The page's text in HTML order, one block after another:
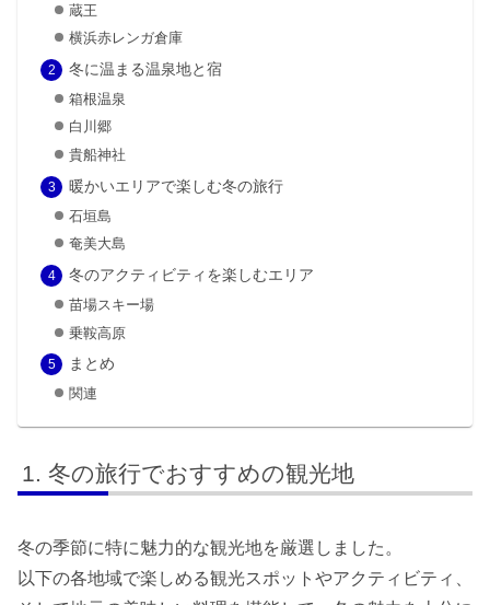
蔵王
横浜赤レンガ倉庫
冬に温まる温泉地と宿
箱根温泉
白川郷
貴船神社
暖かいエリアで楽しむ冬の旅行
石垣島
奄美大島
冬のアクティビティを楽しむエリア
苗場スキー場
乗鞍高原
まとめ
関連
冬の旅行でおすすめの観光地
冬の季節に特に魅力的な観光地を厳選しました。
以下の各地域で楽しめる観光スポットやアクティビティ、